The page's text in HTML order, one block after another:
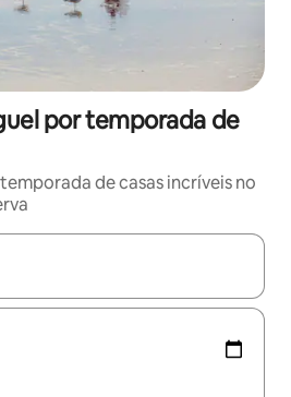
por temporada de
de casas incríveis no
disponíveis, explore-os